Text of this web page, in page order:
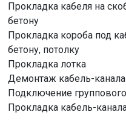
Прокладка кабеля на
бетону
Прокладка короба под
бетону, потолку
Прокладка лотка
Демонтаж кабель-канала
Подключение
Прокладка кабель-